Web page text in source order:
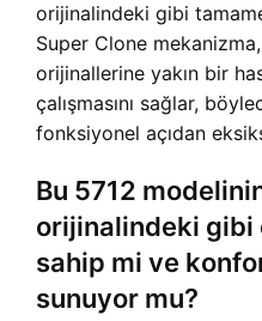
orijinalindeki gibi
Super Clone
orijinallerine yakın bir
çalışmasını sağlar,
fonksiyonel açıdan
Bu 5712
orijinalindeki gibi
sahip mi ve
sunuyor mu?